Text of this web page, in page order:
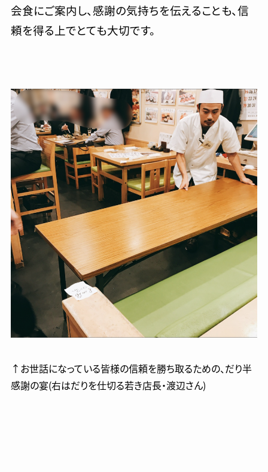
会食にご案内し、感謝の気持ちを伝えることも、信
頼を得る上でとても大切です。
↑お世話になっている皆様の信頼を勝ち取るための、だり半
感謝の宴(右はだりを仕切る若き店長・渡辺さん)